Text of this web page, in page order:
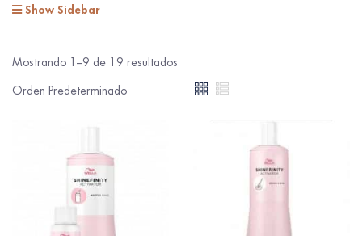
Show Sidebar
Mostrando 1–9 de 19 resultados